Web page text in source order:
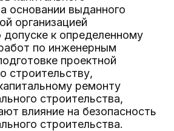
основании выданного
организацией
допуске к определенному
по инженерным
проектной
строительству,
ремонту
строительства,
влияние на безопасность
строительства.